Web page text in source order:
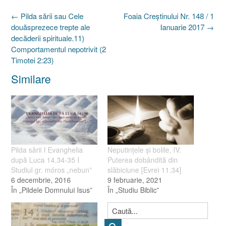
Post
navigation
Foaia Creştinului Nr. 148 / 1
Ianuarie 2017 →
← Pilda sării sau Cele
douăsprezece trepte ale
decăderii spirituale.11)
Comportamentul nepotrivit (2
Timotei 2:23)
Similare
Pilda sării I Evanghelia
după Luca 14.34-35 I
Studiul gr. móros „nebun”
6 decembrie, 2016
În „Pildele Domnului Isus”
Neputinţele şi bolile, IV.
Puterea dobândită din
slăbiciune [Evrei 11.34]
9 februarie, 2021
În „Studiu Biblic”